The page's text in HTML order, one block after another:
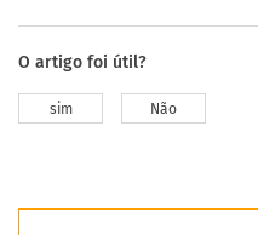
O artigo foi útil?
sim Não